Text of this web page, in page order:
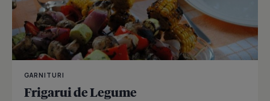
GARNITURI
Frigarui de Legume